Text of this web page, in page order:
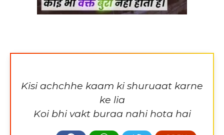
Kisi achchhe kaam ki shuruaat karne
ke lia
Koi bhi vakt buraa nahi hota hai